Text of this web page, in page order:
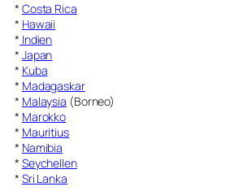
* Costa Rica
* Hawaii
* Indien
* Japan
* Kuba
* Madagaskar
* Malaysia (Borneo)
* Marokko
* Mauritius
* Namibia
* Seychellen
* Sri Lanka